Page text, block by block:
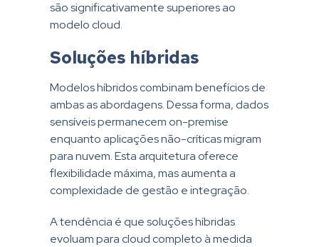
são significativamente superiores ao
modelo cloud.
Soluções híbridas
Modelos híbridos combinam benefícios de
ambas as abordagens. Dessa forma, dados
sensíveis permanecem on-premise
enquanto aplicações não-críticas migram
para nuvem. Esta arquitetura oferece
flexibilidade máxima, mas aumenta a
complexidade de gestão e integração.
A tendência é que soluções híbridas
evoluam para cloud completo à medida